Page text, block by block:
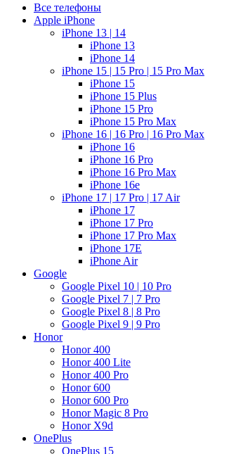
Все телефоны
Apple iPhone
iPhone 13 | 14
iPhone 13
iPhone 14
iPhone 15 | 15 Pro | 15 Pro Max
iPhone 15
iPhone 15 Plus
iPhone 15 Pro
iPhone 15 Pro Max
iPhone 16 | 16 Pro | 16 Pro Max
iPhone 16
iPhone 16 Pro
iPhone 16 Pro Max
iPhone 16e
iPhone 17 | 17 Pro | 17 Air
iPhone 17
iPhone 17 Pro
iPhone 17 Pro Max
iPhone 17E
iPhone Air
Google
Google Pixel 10 | 10 Pro
Google Pixel 7 | 7 Pro
Google Pixel 8 | 8 Pro
Google Pixel 9 | 9 Pro
Honor
Honor 400
Honor 400 Lite
Honor 400 Pro
Honor 600
Honor 600 Pro
Honor Magic 8 Pro
Honor X9d
OnePlus
OnePlus 15